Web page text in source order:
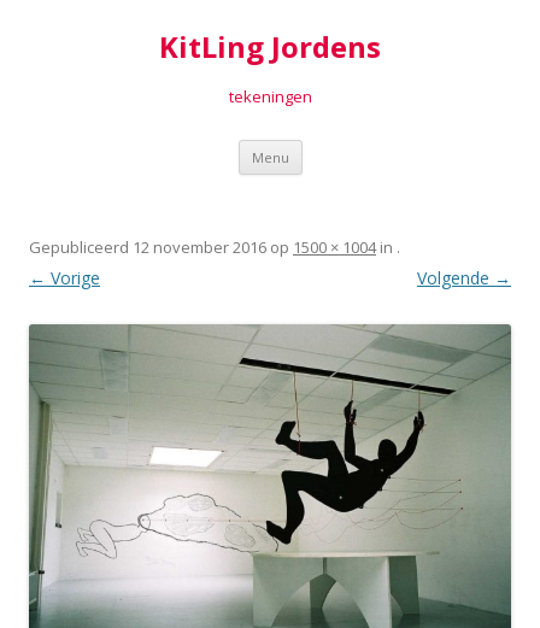
KitLing Jordens
tekeningen
Menu Spring
inhoud
Gepubliceerd 12 november 2016 op 1500 × 1004in .
← Vorige Volgende →